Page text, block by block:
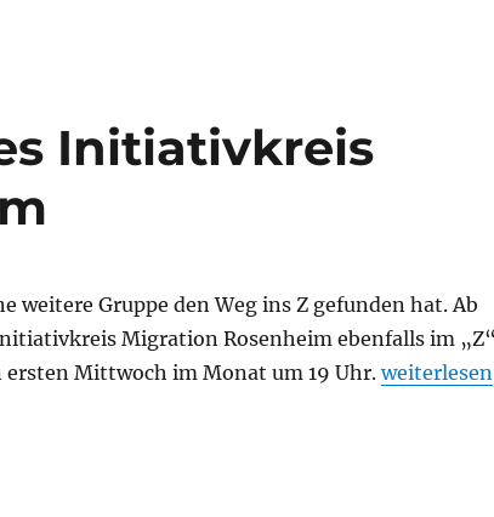
Initiativkreis
weitere Gruppe den Weg ins Z gefunden hat. Ab
Migration Rosenheim ebenfalls im
ersten Mittwoch im Monat um 19 Uhr.„Mi,
weiterlesen